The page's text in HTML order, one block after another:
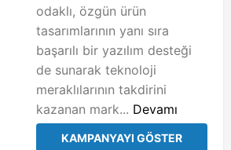
odaklı, özgün ürün
tasarımlarının yanı sıra
başarılı bir yazılım desteği
de sunarak teknoloji
meraklılarının takdirini
kazanan mark... Devamı
KAMPANYAYI GÖSTER